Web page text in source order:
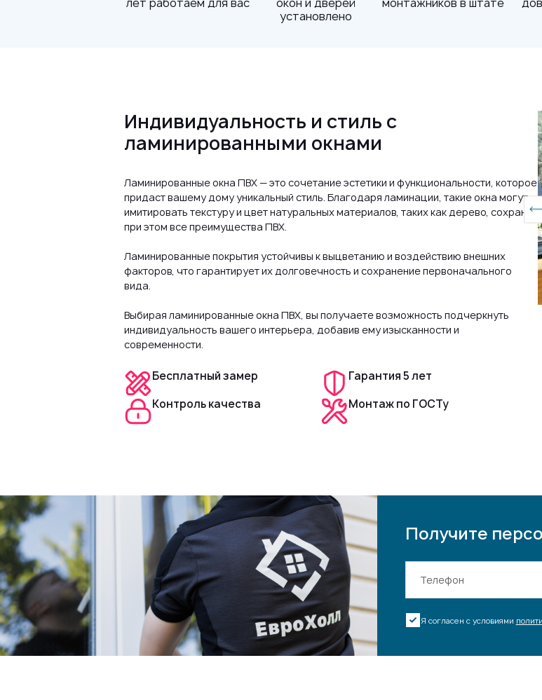
установлено
Индивидуальность и стиль с
ламинированными окнами
Ламинированные окна ПВХ — это сочетание эстетики и функциональности, которое
придаст вашему дому уникальный стиль. Благодаря ламинации, такие окна могут
имитировать текстуру и цвет натуральных материалов, таких как дерево, сохраняя
при этом все преимущества ПВХ.
Ламинированные покрытия устойчивы к выцветанию и воздействию внешних
факторов, что гарантирует их долговечность и сохранение первоначального
вида.
Выбирая ламинированные окна ПВХ, вы получаете возможность подчеркнуть
индивидуальность вашего интерьера, добавив ему изысканности и
современности.
Бесплатный замер
Гарантия 5 лет
Контроль качества
Монтаж по ГОСТу
Получите
Я согласен с условиями